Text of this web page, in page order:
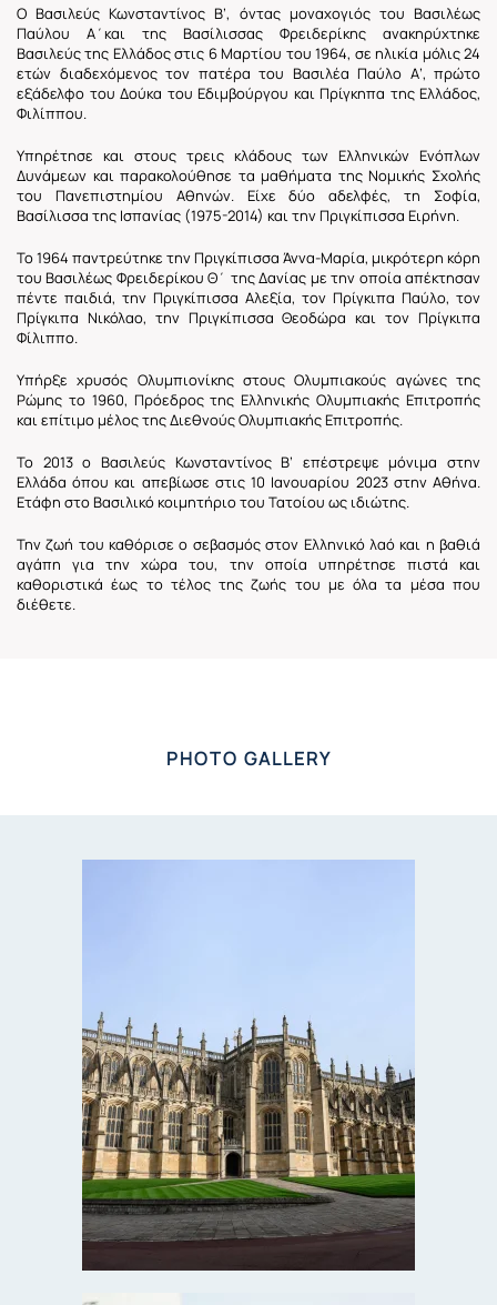
O Βασιλεύς Κωνσταντίνος Β’, όντας μοναχογιός του Βασιλέως
Παύλου Α΄και της Βασίλισσας Φρειδερίκης ανακηρύχτηκε
Βασιλεύς της Ελλάδος στις 6 Μαρτίου του 1964, σε ηλικία μόλις 24
ετών διαδεχόμενος τον πατέρα του Βασιλέα Παύλο Α’, πρώτο
εξάδελφο του Δούκα του Εδιμβούργου και Πρίγκηπα της Ελλάδος,
Φιλίππου.
Υπηρέτησε και στους τρεις κλάδους των Ελληνικών Ενόπλων
Δυνάμεων και παρακολούθησε τα μαθήματα της Νομικής Σχολής
του Πανεπιστημίου Αθηνών. Είχε δύο αδελφές, τη Σοφία,
Βασίλισσα της Ισπανίας (1975-2014) και την Πριγκίπισσα Ειρήνη.
Το 1964 παντρεύτηκε την Πριγκίπισσα Άννα-Μαρία, μικρότερη κόρη
του Βασιλέως Φρειδερίκου Θ΄ της Δανίας με την οποία απέκτησαν
πέντε παιδιά, την Πριγκίπισσα Αλεξία, τον Πρίγκιπα Παύλο, τον
Πρίγκιπα Νικόλαο, την Πριγκίπισσα Θεοδώρα και τον Πρίγκιπα
Φίλιππο.
Υπήρξε χρυσός Ολυμπιονίκης στους Ολυμπιακούς αγώνες της
Ρώμης το 1960, Πρόεδρος της Ελληνικής Ολυμπιακής Επιτροπής
και επίτιμο μέλος της Διεθνούς Ολυμπιακής Επιτροπής.
Το 2013 ο Βασιλεύς Κωνσταντίνος Β’ επέστρεψε μόνιμα στην
Ελλάδα όπου και απεβίωσε στις 10 Ιανουαρίου 2023 στην Αθήνα.
Ετάφη στο Βασιλικό κοιμητήριο του Τατοίου ως ιδιώτης.
Την ζωή του καθόρισε ο σεβασμός στον Ελληνικό λαό και η βαθιά
αγάπη για την χώρα του, την οποία υπηρέτησε πιστά και
καθοριστικά έως το τέλος της ζωής του με όλα τα μέσα που
διέθετε.
PHOTO GALLERY